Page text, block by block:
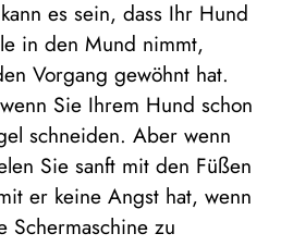
es sein, dass Ihr Hund
in den Mund nimmt,
Vorgang gewöhnt hat.
Sie Ihrem Hund schon
schneiden. Aber wenn
Sie sanft mit den Füßen
er keine Angst hat, wenn
Schermaschine zu